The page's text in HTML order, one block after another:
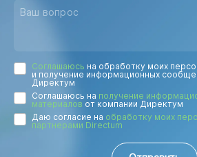
Соглашаюсь на обработку моих
и получение информационных
Директум
Соглашаюсь на получение
материалов от компании Директум
Даю согласие на обработку моих
партнерами Directum